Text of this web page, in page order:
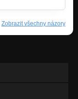
Zobrazit všechny názory